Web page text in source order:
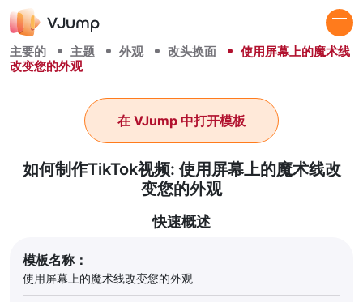
主要的 主题 外观 改头换面
使用屏幕上的魔术线
改变您的外观
如何制作TikTok视频: 使用屏幕上的魔术线改
变您的外观
在 VJump 中打开模板
快速概述
模板名称：
使用屏幕上的魔术线改变您的外观